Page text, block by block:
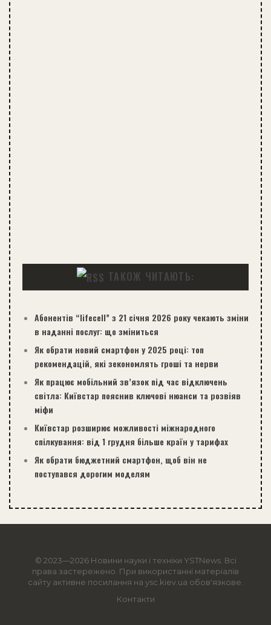
ТАКОЖ ЧИТАЮТЬ:
Абонентів “lifecell” з 21 січня 2026 року чекають зміни
в наданні послуг: що зміниться
Як обрати новий смартфон у 2025 році: топ
рекомендацій, які зекономлять гроші та нерви
Як працює мобільний зв’язок під час відключень
світла: Київстар пояснив ключові нюанси та розвіяв
міфи
Київстар розширює можливості міжнародного
спілкування: від 1 грудня більше країн у тарифах
Як обрати бюджетний смартфон, щоб він не
поступався дорогим моделям
© 2023—2026 Новини науки і техніки YSTNews. Всі
права застережено. При використанні матеріалів
сайту активне посилання на ysc.kiev.ua обов'язкове.
Контакти